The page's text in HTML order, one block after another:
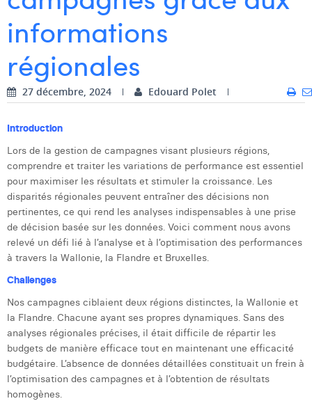
Dhan Claes
Edouard Polet
Elio Civalleri
Eliott Pousset
Floriane Defacqz
Hanne Van Loock
Janne Beke
Jonas Geiregat
Laura Rooseleer
Laura Verhelst
Lena Pignoloni
Leonard Dierickx
informations
régionales
27 décembre, 2024 Edouard Polet
Introduction
Lors de la gestion de campagnes visant plusieurs régions,
comprendre et traiter les variations de performance est essentiel
pour maximiser les résultats et stimuler la croissance. Les
disparités régionales peuvent entraîner des décisions non
pertinentes, ce qui rend les analyses indispensables à une prise
de décision basée sur les données. Voici comment nous avons
relevé un défi lié à l’analyse et à l’optimisation des performances
à travers la Wallonie, la Flandre et Bruxelles.
Challenges
Nos campagnes ciblaient deux régions distinctes, la Wallonie et
la Flandre. Chacune ayant ses propres dynamiques. Sans des
analyses régionales précises, il était difficile de répartir les
budgets de manière efficace tout en maintenant une efficacité
budgétaire. L’absence de données détaillées constituait un frein à
l’optimisation des campagnes et à l’obtention de résultats
homogènes.